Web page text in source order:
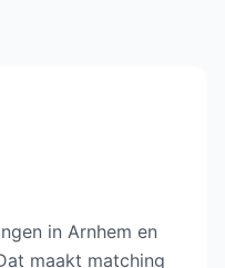
in Arnhem en
maakt matching